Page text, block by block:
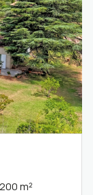
Maison 7 pièce(s) 7 chambre(s) 200 m²